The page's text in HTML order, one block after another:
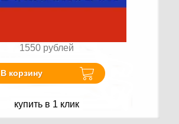
1550 рублей
В корзину
купить в 1 клик